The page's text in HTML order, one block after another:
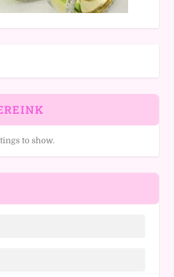
to show.